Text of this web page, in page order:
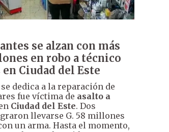
se alzan con más
en robo a técnico
Ciudad del Este
dedica a la reparación de
fue víctima de asalto a
Ciudad del Este. Dos
llevarse G. 58 millones
un arma. Hasta el momento,